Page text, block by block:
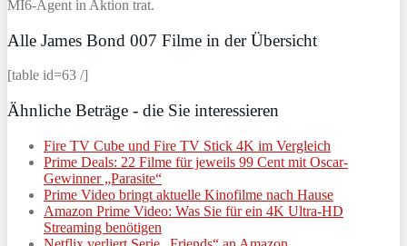
MI6-Agent in Aktion trat.
Alle James Bond 007 Filme in der Übersicht
[table id=63 /]
Ähnliche Beträge - die Sie interessieren
Fire TV Cube und Fire TV Stick 4K im Vergleich
Prime Deals: 22 Filme für jeweils 99 Cent mit Oscar-
Gewinner „Parasite“
Prime Video bringt aktuelle Kinofilme nach Hause
Amazon Prime Video: Was Sie für ein 4K Ultra-HD
Streaming benötigen